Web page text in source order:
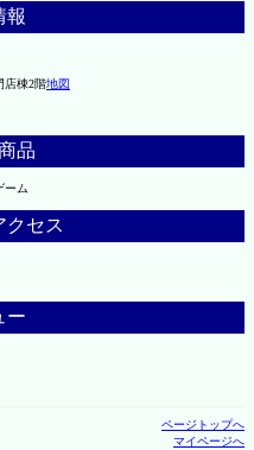
報
店棟2階地図
品
ーム
クセス
ー
ページトップへ
マイページへ